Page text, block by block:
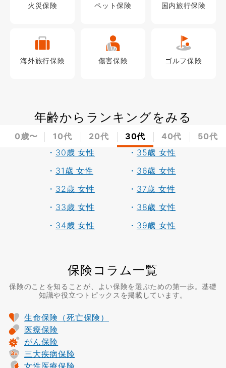
火災保険 ペット保険 国内旅行保険
海外旅行保険 傷害保険 ゴルフ保険
年齢からランキングをみる
0歳〜 10代 20代 30代 40代
50代
・ 30歳 女性
・ 31歳 女性
・ 32歳 女性
・ 33歳 女性
・ 34歳 女性
・ 35歳 女性
・ 36歳 女性
・ 37歳 女性
・ 38歳 女性
・ 39歳 女性
保険コラム一覧
保険のことを知ることが、よい保険を選ぶための第一歩。基礎
知識や役立つトピックスを掲載しています。
生命保険（死亡保険）
医療保険
がん保険
三大疾病保険